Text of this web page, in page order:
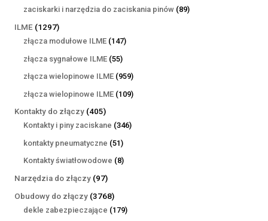
produktów
zaciskarki i narzędzia do zaciskania pinów 8989
ILME 12971297
produktów
złącza modułowe ILME 147147
złącza sygnałowe ILME 5555
produktów
złącza wielopinowe ILME 959959
produktów
złącza wielopinowe ILME 109109
Kontakty do złączy 405405
produktów
Kontakty i piny zaciskane 346346
kontakty pneumatyczne 5151
produktów
Kontakty światłowodowe 88
Narzędzia do złączy 9797
produktów
Obudowy do złączy 37683768
produktów
dekle zabezpieczające 179179